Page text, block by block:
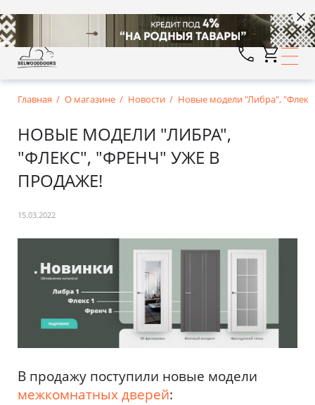
Главная О магазине Новости Новые модели "Либра",
НОВЫЕ МОДЕЛИ "ЛИБРА",
"ФЛЕКС", "ФРЕНЧ" УЖЕ В
ПРОДАЖЕ!
15.03.2022
В продажу поступили новые модели
межкомнатных дверей: